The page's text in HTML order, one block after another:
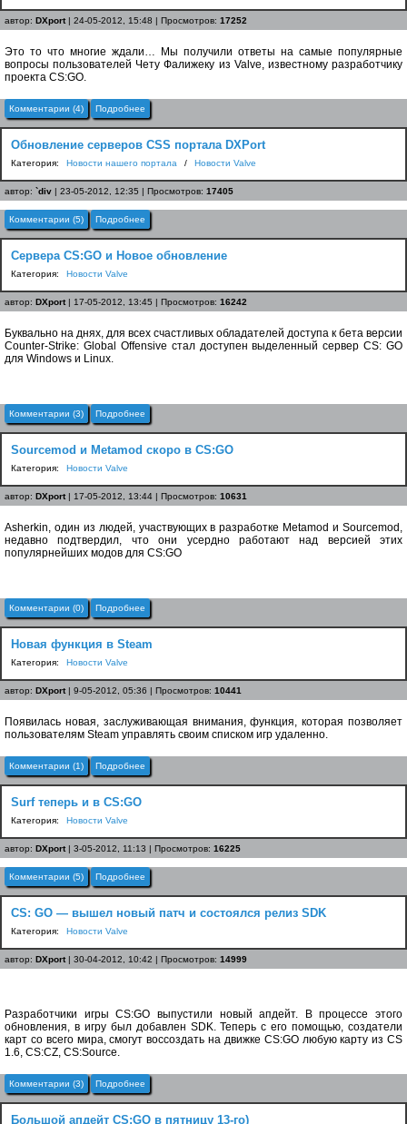
автор: DXport| 24-05-2012, 15:48 | Просмотров: 17252
Это то что многие ждали… Мы получили ответы на самые популярные
вопросы пользователей Чету Фалижеку из Valve, известному разработчику
проекта CS:GO.
Комментарии (4) Подробнее
Обновление серверов CSS портала DXPort
Категория: Новости нашего портала / Новости Valve
автор: `div | 23-05-2012, 12:35 | Просмотров: 17405
Комментарии (5) Подробнее
Сервера CS:GO и Новое обновление
Категория: Новости Valve
автор: DXport| 17-05-2012, 13:45 | Просмотров: 16242
Буквально на днях, для всех счастливых обладателей доступа к бета версии
Counter-Strike: Global Offensive стал доступен выделенный сервер CS: GO
для Windows и Linux.
Комментарии (3) Подробнее
Sourcemod и Metamod скоро в CS:GO
Категория: Новости Valve
автор: DXport| 17-05-2012, 13:44 | Просмотров: 10631
Asherkin, один из людей, участвующих в разработке Metamod и Sourcemod,
недавно подтвердил, что они усердно работают над версией этих
популярнейших модов для CS:GO
Комментарии (0) Подробнее
Новая функция в Steam
Категория: Новости Valve
автор: DXport| 9-05-2012, 05:36 | Просмотров: 10441
Появилась новая, заслуживающая внимания, функция, которая позволяет
пользователям Steam управлять своим списком игр удаленно.
Комментарии (1) Подробнее
Surf теперь и в CS:GO
Категория: Новости Valve
автор: DXport| 3-05-2012, 11:13 | Просмотров: 16225
Комментарии (5) Подробнее
CS: GO — вышел новый патч и состоялся релиз SDK
Категория: Новости Valve
автор: DXport| 30-04-2012, 10:42 | Просмотров: 14999
Разработчики игры CS:GO выпустили новый апдейт. В процессе этого
обновления, в игру был добавлен SDK. Теперь с его помощью, создатели
карт со всего мира, смогут воссоздать на движке CS:GO любую карту из CS
1.6, CS:CZ, CS:Source.
Комментарии (3) Подробнее
Большой апдейт CS:GO в пятницу 13-го)